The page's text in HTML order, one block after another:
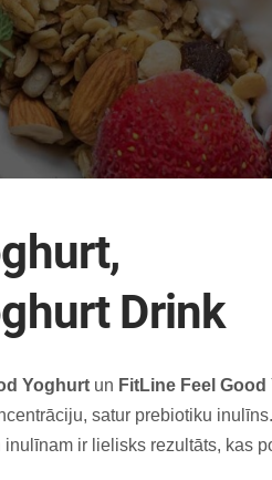
Drink
Yoghurt un FitLine Feel
satur prebiotiku
ir lielisks rezultāts, kas